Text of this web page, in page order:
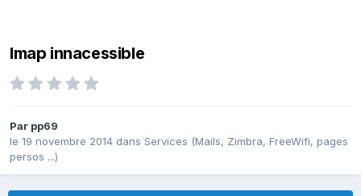
Imap innacessible
Par pp69
le 19 novembre 2014 dans Services (Mails, Zimbra, FreeWifi, pages
persos ...)